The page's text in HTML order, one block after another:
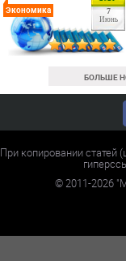
7
Июнь
Экономика
БОЛЬШЕ
При копировании статей
©2011-2026